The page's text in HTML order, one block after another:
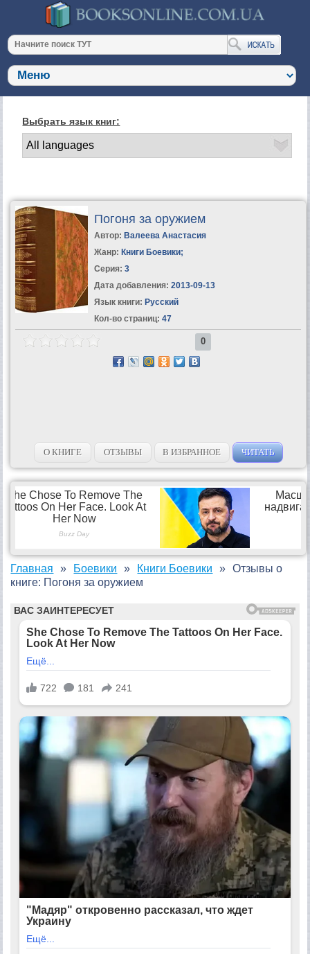
Выбрать язык книг:
Погоня за оружием
Автор: Валеева Анастасия
Жанр: Книги Боевики;
Серия: 3
Дата добавления: 2013-09-13
Язык книги: Русский
Кол-во страниц: 47
0
О КНИГЕ ОТЗЫВЫ В ИЗБРАННОЕ ЧИТАТЬ
Главная Боевики Книги Боевики
Отзывы о
книге: Погоня за оружием